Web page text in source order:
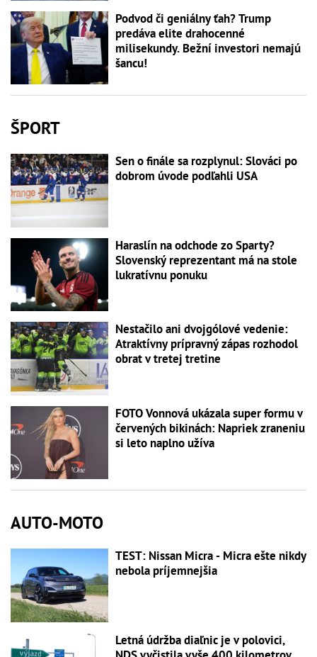
Podvod či geniálny ťah? Trump
predáva elite drahocenné
milisekundy. Bežní investori nemajú
šancu!
ŠPORT
Sen o finále sa rozplynul: Slováci po
dobrom úvode podľahli USA
Haraslín na odchode zo Sparty?
Slovenský reprezentant má na stole
lukratívnu ponuku
Nestačilo ani dvojgólové vedenie:
Atraktívny prípravný zápas rozhodol
obrat v tretej tretine
FOTO Vonnová ukázala super formu v
červených bikinách: Napriek zraneniu
si leto naplno užíva
AUTO-MOTO
TEST: Nissan Micra - Micra ešte nikdy
nebola príjemnejšia
Letná údržba diaľnic je v polovici,